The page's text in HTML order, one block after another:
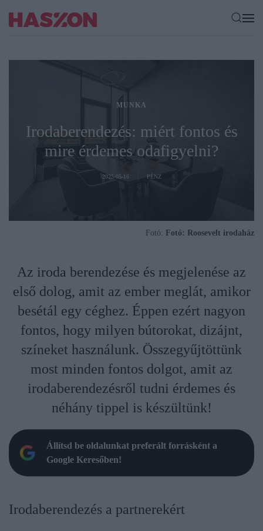
MUNKA
Irodaberendezés: miért fontos és
mire érdemes odafigyelni?
2025-05-16 PÉNZ
Fotó: Fotó: Roosevelt irodaház
Az iroda berendezése és megjelenése az
első dolog, amit az ember meglát, amikor
besétál egy céghez. Éppen ezért nagyon
fontos, hogy milyen bútorokat, dizájnt,
színeket használunk. Összegyűjtöttünk
most minden fontos dolgot, amit az
irodaberendezésről tudni érdemes és
néhány tippel is készültünk!
Állítsd be oldalunkat preferált forrásként a
Google Keresőben!
Irodaberendezés a partnerekért